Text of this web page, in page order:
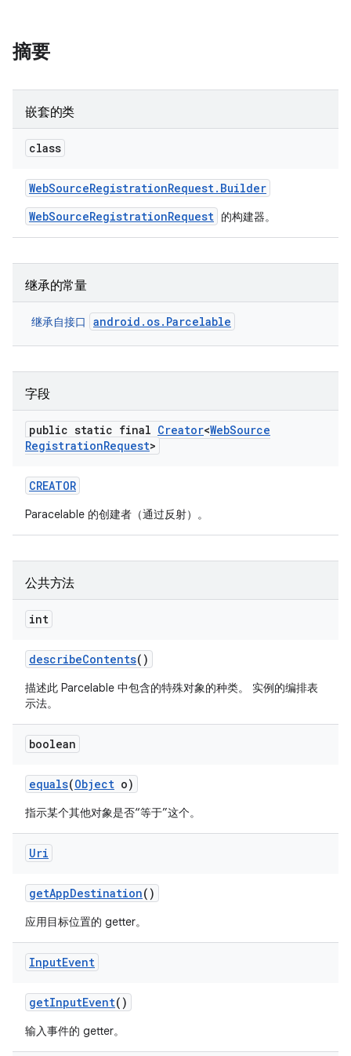
摘要
嵌套的类
class
WebSourceRegistrationRequest. Builder
WebSourceRegistrationRequest 的构建器。
继承的常量
继承自接口 android.os.Parcelable
字段
public static final Creator<WebSource
RegistrationRequest>
CREATOR
Paracelable 的创建者（通过反射）。
公共方法
int
describeContents()
描述此 Parcelable 中包含的特殊对象的种类。 实例的编排表
示法。
boolean
equals(Object o)
指示某个其他对象是否“等于”这个。
Uri
getAppDestination()
应用目标位置的 getter。
InputEvent
getInputEvent()
输入事件的 getter。